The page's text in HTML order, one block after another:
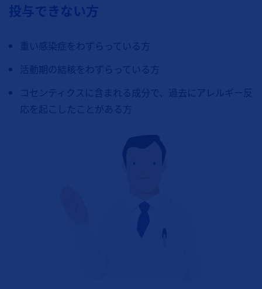
投与できない方
重い感染症をわずらっている方
活動期の結核をわずらっている方
コセンティクスに含まれる成分で、過去にアレルギー反
応を起こしたことがある方